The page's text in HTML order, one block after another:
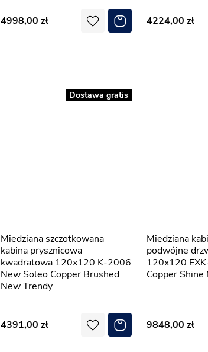
4998,00 4224,00
Miedziana szczotkowana
kabina prysznicowa
kwadratowa 120x120 K-2006
New Soleo Copper Brushed
New Trendy
4391,00
Dostawa gratis
Miedziana kabina prysznicowa
podwójne
120x120
Copper
9848,00